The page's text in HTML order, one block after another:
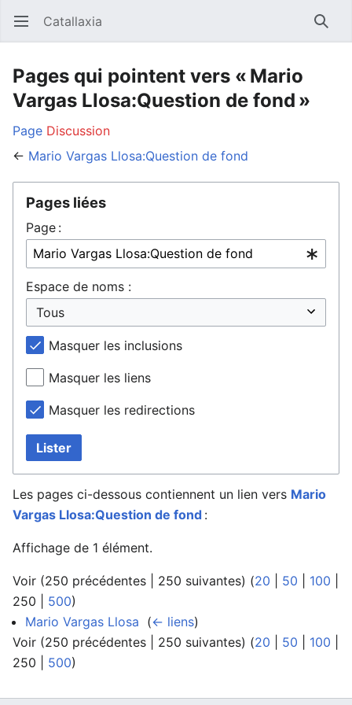
Ouvrir le menu principal Catallaxia
Pages qui pointent vers « Mario
Vargas Llosa:Question de fond »
Page Discussion
← Mario Vargas Llosa:Question de fond
Pages liées
Page :
Espace de noms :
Masquer les inclusions
Masquer les liens
Masquer les redirections
Lister
Les pages ci-dessous contiennent un lien vers Mario
Vargas Llosa:Question de fond :
Affichage de 1 élément.
Voir (250 précédentes 250 suivantes) (20 50 100
250
500)
Mario Vargas Llosa (← liens)
Voir (250 précédentes 250 suivantes) (20 50 100
250
500)